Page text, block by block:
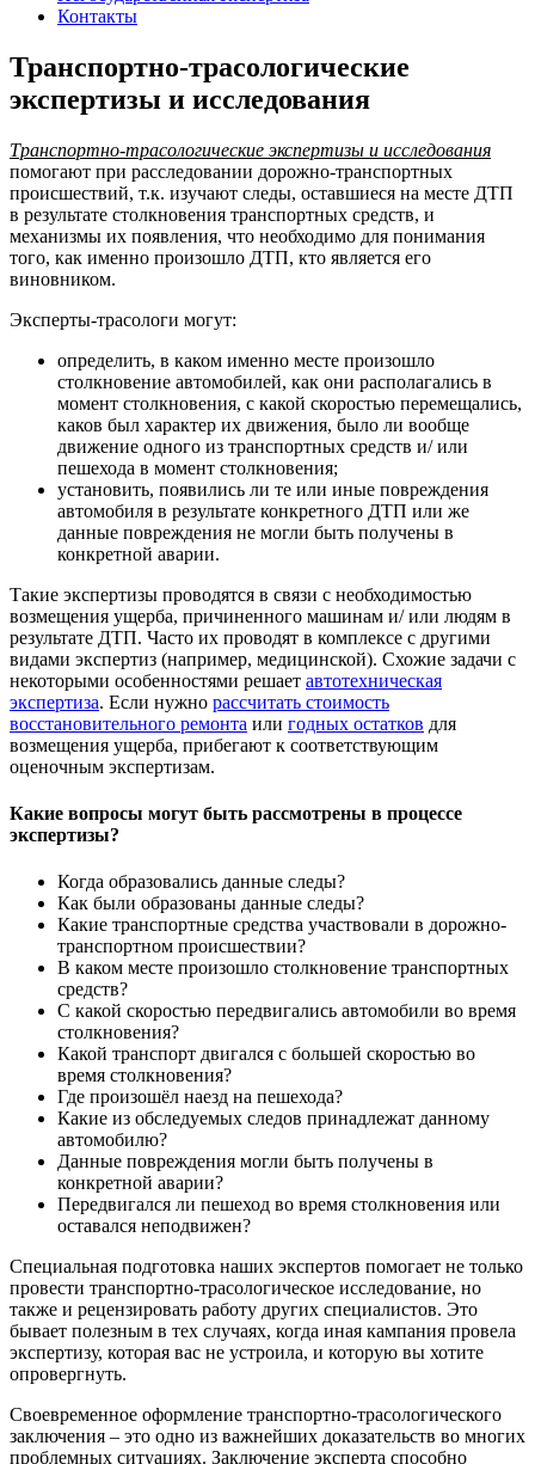
Контакты
Транспортно-трасологические
экспертизы и исследования
Транспортно-трасологические экспертизы и исследования
помогают при расследовании дорожно-транспортных
происшествий, т.к. изучают следы, оставшиеся на месте ДТП
в результате столкновения транспортных средств, и
механизмы их появления, что необходимо для понимания
того, как именно произошло ДТП, кто является его
виновником.
Эксперты-трасологи могут:
определить, в каком именно месте произошло
столкновение автомобилей, как они располагались в
момент столкновения, с какой скоростью перемещались,
каков был характер их движения, было ли вообще
движение одного из транспортных средств и/ или
пешехода в момент столкновения;
установить, появились ли те или иные повреждения
автомобиля в результате конкретного ДТП или же
данные повреждения не могли быть получены в
конкретной аварии.
Такие экспертизы проводятся в связи с необходимостью
возмещения ущерба, причиненного машинам и/ или людям в
результате ДТП. Часто их проводят в комплексе с другими
видами экспертиз (например, медицинской). Схожие задачи с
некоторыми особенностями решает автотехническая
экспертиза. Если нужно рассчитать стоимость
восстановительного ремонта или годных остатков для
возмещения ущерба, прибегают к соответствующим
оценочным экспертизам.
Какие вопросы могут быть рассмотрены в процессе
экспертизы?
Когда образовались данные следы?
Как были образованы данные следы?
Какие транспортные средства участвовали в дорожно-
транспортном происшествии?
В каком месте произошло столкновение транспортных
средств?
С какой скоростью передвигались автомобили во время
столкновения?
Какой транспорт двигался с большей скоростью во
время столкновения?
Где произошёл наезд на пешехода?
Какие из обследуемых следов принадлежат данному
автомобилю?
Данные повреждения могли быть получены в
конкретной аварии?
Передвигался ли пешеход во время столкновения или
оставался неподвижен?
Специальная подготовка наших экспертов помогает не только
провести транспортно-трасологическое исследование, но
также и рецензировать работу других специалистов. Это
бывает полезным в тех случаях, когда иная кампания провела
экспертизу, которая вас не устроила, и которую вы хотите
опровергнуть.
Своевременное оформление транспортно-трасологического
заключения – это одно из важнейших доказательств во многих
проблемных ситуациях. Заключение эксперта способно